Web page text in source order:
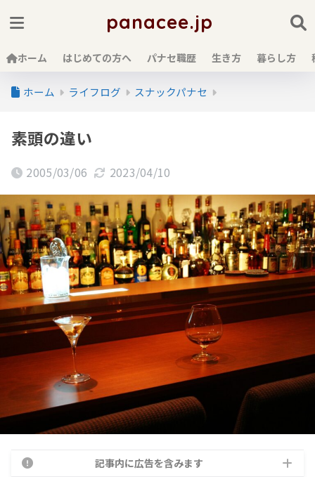
panacee.jp
ホーム はじめての方へ パナセ職歴 生き方 暮らし方
ホーム ライフログ スナックパナセ
素頭の違い
2005/03/06 2023/04/10
記事内に広告を含みます